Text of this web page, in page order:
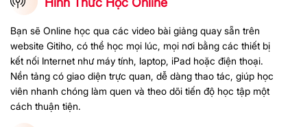
Bạn sẽ Online học qua các video bài giảng quay sẵn trên
website Gitiho, có thể học mọi lúc, mọi nơi bằng các thiết bị
kết nối Internet như máy tính, laptop, iPad hoặc điện thoại.
Nền tảng có giao diện trực quan, dễ dàng thao tác, giúp học
viên nhanh chóng làm quen và theo dõi tiến độ học tập một
cách thuận tiện.